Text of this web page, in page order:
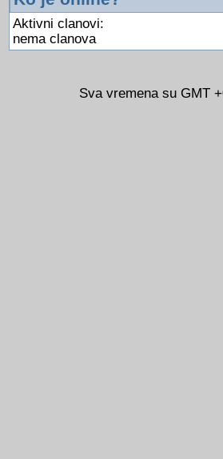
Aktivni clanovi:
nema clanova
Sva vremena su GMT